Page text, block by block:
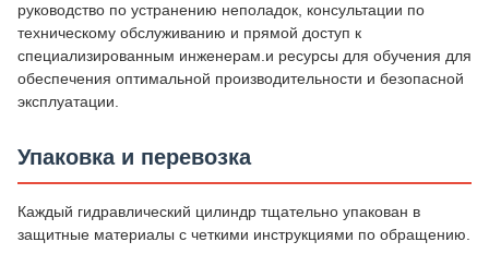
руководство по устранению неполадок, консультации по
техническому обслуживанию и прямой доступ к
специализированным инженерам.и ресурсы для обучения для
обеспечения оптимальной производительности и безопасной
эксплуатации.
Упаковка и перевозка
Каждый гидравлический цилиндр тщательно упакован в
защитные материалы с четкими инструкциями по обращению.